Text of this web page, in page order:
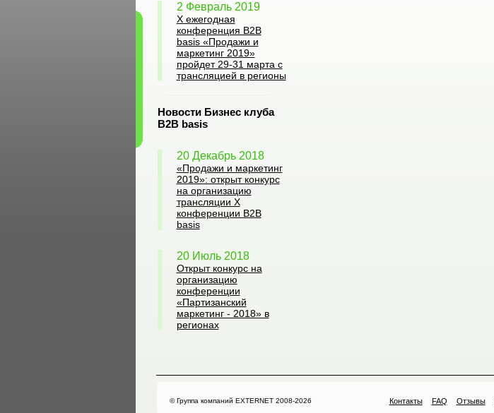
2 Февраль 2019
X ежегодная
конференция B2B
basis «Продажи и
маркетинг 2019»
пройдет 29-31 марта с
трансляцией в регионы
Новости Бизнес клуба
B2B basis
20 Декабрь 2018
«Продажи и маркетинг
2019»: открыт конкурс
на организацию
трансляции X
конференции B2B
basis
20 Июль 2018
Открыт конкурс на
организацию
конференции
«Партизанский
маркетинг - 2018» в
регионах
© Группа компаний EXTERNET 2008-2026 Контакты FAQ Отзывы